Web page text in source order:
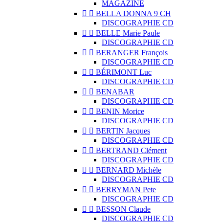
MAGAZINE
  BELLA DONNA 9 CH
DISCOGRAPHIE CD
  BELLE Marie Paule
DISCOGRAPHIE CD
  BERANGER François
DISCOGRAPHIE CD
  BÉRIMONT Luc
DISCOGRAPHIE CD
  BENABAR
DISCOGRAPHIE CD
  BENIN Morice
DISCOGRAPHIE CD
  BERTIN Jacques
DISCOGRAPHIE CD
  BERTRAND Clément
DISCOGRAPHIE CD
  BERNARD Michèle
DISCOGRAPHIE CD
  BERRYMAN Pete
DISCOGRAPHIE CD
  BESSON Claude
DISCOGRAPHIE CD